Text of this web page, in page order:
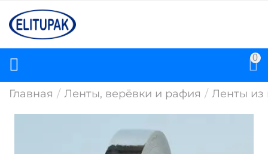
0
Главная / Ленты, верёвки и рафия / Ленты из